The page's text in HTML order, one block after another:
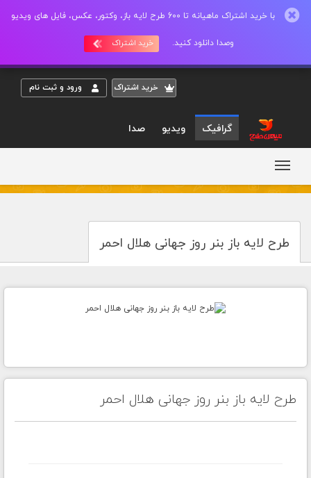
با خرید اشتراک ماهیانه تا 600 طرح لایه باز، وکتور، عکس، فایل های ویدیو
وصدا دانلود کنید. خرید اشتراک
خريد اشتراک ورود و ثبت نام
گرافیک ویدیو صدا
طرح لایه باز بنر روز جهانی هلال احمر
طرح لایه باز بنر روز جهانی هلال احمر